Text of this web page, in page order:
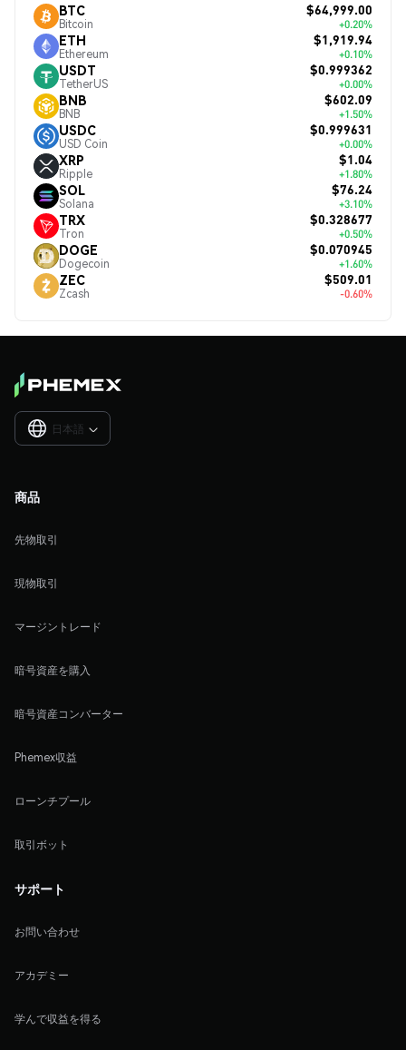
BTC
Bitcoin
$64,999.00
+0.20%
ETH
Ethereum
$1,919.94
+0.10%
USDT
TetherUS
$0.999362
+0.00%
BNB
BNB
$602.09
+1.50%
USDC
USD Coin
$0.999631
+0.00%
XRP
Ripple
$1.04
+1.80%
SOL
Solana
$76.24
+3.10%
TRX
Tron
$0.328677
+0.50%
DOGE
Dogecoin
$0.070945
+1.60%
ZEC
Zcash
$509.01
-0.60%
日本語 
商品
先物取引
現物取引
マージントレード
暗号資産を購入
暗号資産コンバーター
Phemex収益
ローンチプール
取引ボット
サポート
お問い合わせ
アカデミー
学んで収益を得る